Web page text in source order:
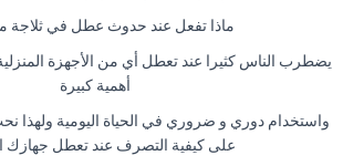
ماذا تفعل عند حدوث عطل في ثلاجة
يضطرب الناس كثيرا عند تعطل أي من الأجهزة
أهمية كبيرة
واستخدام دوري و ضروري في الحياة اليومية ولهذا
على كيفية التصرف عند تعطل جهازك